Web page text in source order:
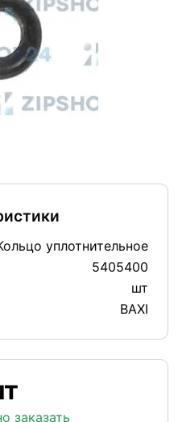
заказать
уплотнительное
5405400
шт
BAXI